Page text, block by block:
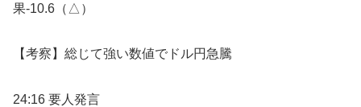
果-10.6（△）
【考察】総じて強い数値でドル円急騰
24:16 要人発言